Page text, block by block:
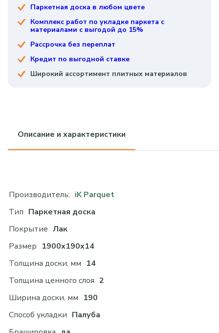
Паркетная доска в любом цвете
Комплекс работ по укладке паркета с
материалами с выгодой до 15%
Рассрочка без переплат
Кредит по выгодной ставке
Широкий ассортимент плитных материалов
Описание и характеристики
Производитель: iK Parquet
Тип Паркетная доска
Покрытие Лак
Размер 1900x190x14
Толщина доски, мм 14
Толщина ценного слоя 2
Ширина доски, мм 190
Способ укладки Палуба